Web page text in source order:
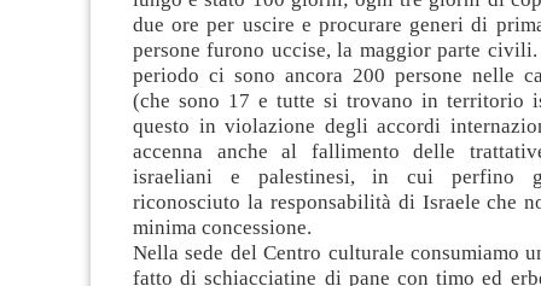
due ore per uscire e procurare generi di
persone furono uccise, la maggior parte
periodo ci sono ancora 200 persone nelle
(che sono 17 e tutte si trovano in territorio
questo in violazione degli accordi
accenna anche al fallimento delle
israeliani e palestinesi, in cui perfino
riconosciuto la responsabilità di Israele che
minima concessione.
Nella sede del Centro culturale consumiamo
fatto di schiacciatine di pane con timo ed